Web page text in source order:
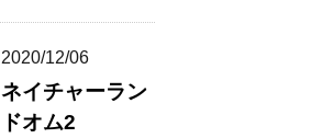
2020/12/06
ネイチャーラン
ドオム2